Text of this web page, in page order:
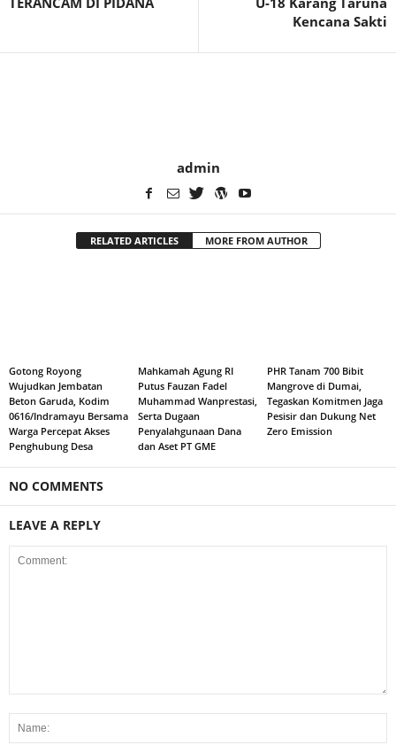
Kencana Sakti
admin
RELATED ARTICLES MORE FROM AUTHOR
Gotong Royong
Wujudkan Jembatan
Beton Garuda, Kodim
0616/Indramayu Bersama
Warga Percepat Akses
Penghubung Desa
Mahkamah Agung RI
Putus Fauzan Fadel
Muhammad Wanprestasi,
Serta Dugaan
Penyalahgunaan Dana
dan Aset PT GME
PHR Tanam 700 Bibit
Mangrove di Dumai,
Tegaskan Komitmen Jaga
Pesisir dan Dukung Net
Zero Emission
NO COMMENTS
LEAVE A REPLY